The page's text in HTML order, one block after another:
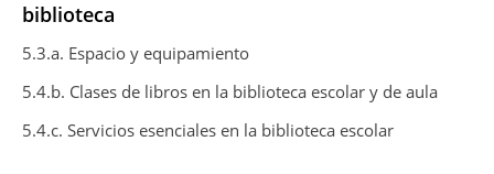
biblioteca
5.3.a. Espacio y equipamiento
5.4.b. Clases de libros en la biblioteca escolar y de aula
5.4.c. Servicios esenciales en la biblioteca escolar